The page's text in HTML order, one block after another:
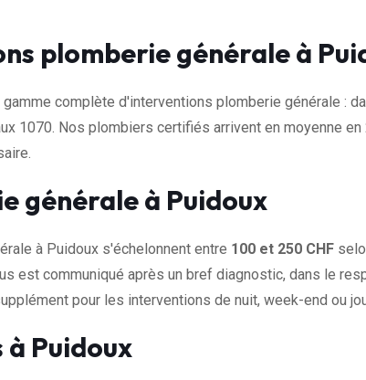
plomberie générale à
complète d'interventions plomberie générale :
1070. Nos plombiers certifiés arrivent en moyenne
générale à Puidoux
à Puidoux s'échelonnent entre 100 et 250 CHF
est communiqué après un bref diagnostic, dans le
pour les interventions de nuit, week-end ou
Puidoux